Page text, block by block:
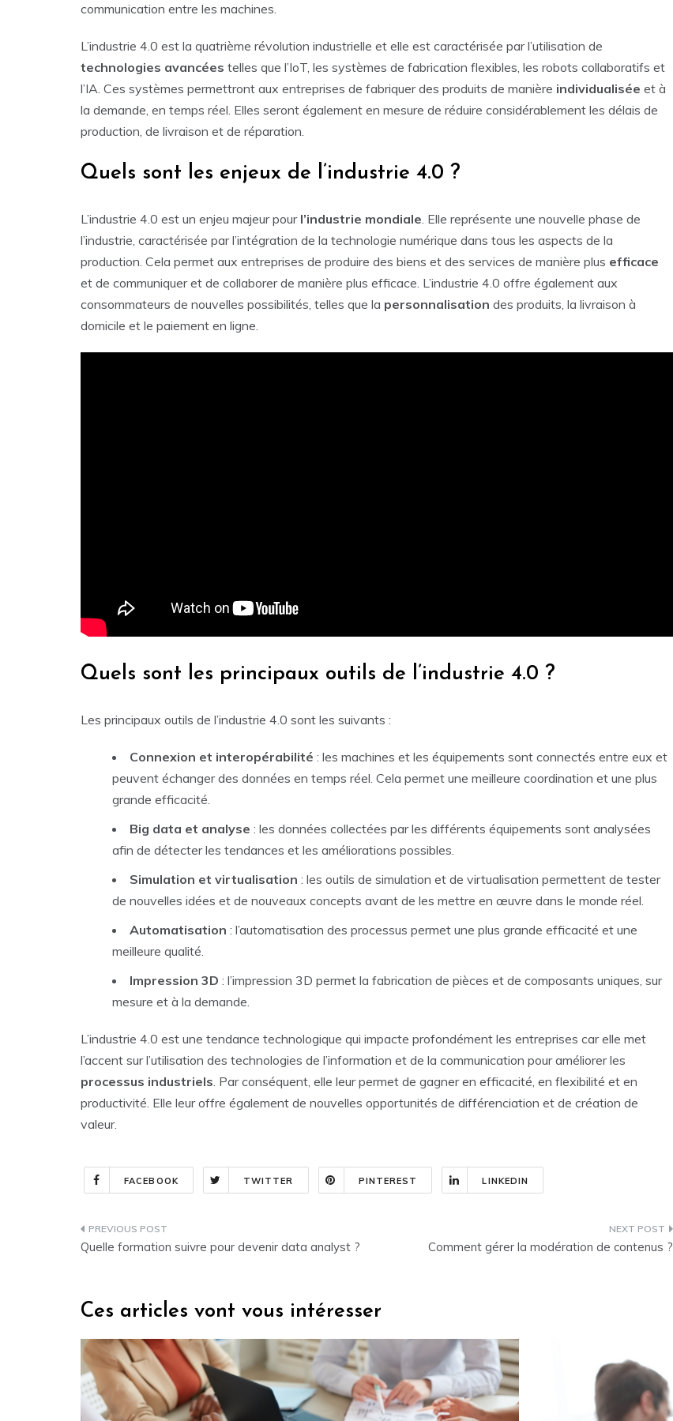
communication entre les machines.
L’industrie 4.0 est la quatrième révolution industrielle et elle est caractérisée par l’utilisation de
technologies avancées telles que l’IoT, les systèmes de fabrication flexibles, les robots collaboratifs et
l’IA. Ces systèmes permettront aux entreprises de fabriquer des produits de manière individualisée et à
la demande, en temps réel. Elles seront également en mesure de réduire considérablement les délais de
production, de livraison et de réparation.
Quels sont les enjeux de l’industrie 4.0 ?
L’industrie 4.0 est un enjeu majeur pour l’industrie mondiale. Elle représente une nouvelle phase de
l’industrie, caractérisée par l’intégration de la technologie numérique dans tous les aspects de la
production. Cela permet aux entreprises de produire des biens et des services de manière plus efficace
et de communiquer et de collaborer de manière plus efficace. L’industrie 4.0 offre également aux
consommateurs de nouvelles possibilités, telles que la personnalisation des produits, la livraison à
domicile et le paiement en ligne.
Quels sont les principaux outils de l’industrie 4.0 ?
Les principaux outils de l’industrie 4.0 sont les suivants :
Connexion et interopérabilité : les machines et les équipements sont connectés entre eux et
peuvent échanger des données en temps réel. Cela permet une meilleure coordination et une plus
grande efficacité.
Big data et analyse : les données collectées par les différents équipements sont analysées
afin de détecter les tendances et les améliorations possibles.
Simulation et virtualisation : les outils de simulation et de virtualisation permettent de tester
de nouvelles idées et de nouveaux concepts avant de les mettre en œuvre dans le monde réel.
Automatisation : l’automatisation des processus permet une plus grande efficacité et une
meilleure qualité.
Impression 3D : l’impression 3D permet la fabrication de pièces et de composants uniques, sur
mesure et à la demande.
L’industrie 4.0 est une tendance technologique qui impacte profondément les entreprises car elle met
l’accent sur l’utilisation des technologies de l’information et de la communication pour améliorer les
processus industriels. Par conséquent, elle leur permet de gagner en efficacité, en flexibilité et en
productivité. Elle leur offre également de nouvelles opportunités de différenciation et de création de
valeur.
FACEBOOK TWITTER PINTEREST LINKEDIN
Navigation
l’article
Quelle formation suivre pour devenir data analyst ? Comment gérer la modération de contenus ?
Ces articles vont vous intéresser